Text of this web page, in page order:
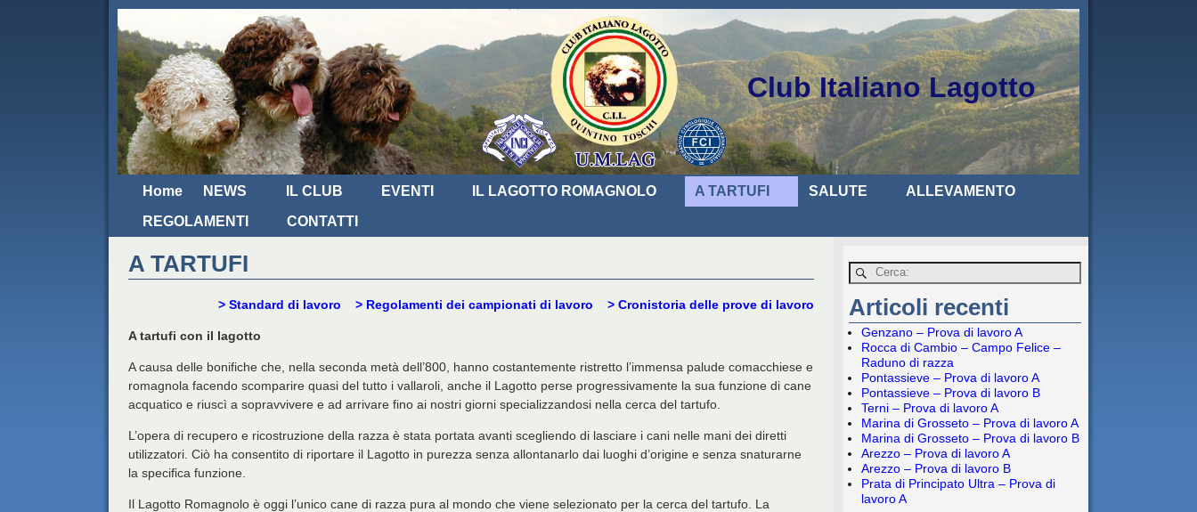
Club Italiano Lagotto
Home NEWS IL CLUB EVENTI IL LAGOTTO ROMAGNOLO A TARTUFI SALUTE
ALLEVAMENTO
REGOLAMENTI
CONTATTI
A TARTUFI
> Standard di lavoro > Regolamenti dei campionati di lavoro > Cronistoria delle prove di lavoro
A tartufi con il lagotto
A causa delle bonifiche che, nella seconda metà dell’800, hanno costantemente ristretto l’immensa palude comacchiese e
romagnola facendo scomparire quasi del tutto i vallaroli, anche il Lagotto perse progressivamente la sua funzione di cane
acquatico e riuscì a sopravvivere e ad arrivare fino ai nostri giorni specializzandosi nella cerca del tartufo.
L’opera di recupero e ricostruzione della razza è stata portata avanti scegliendo di lasciare i cani nelle mani dei diretti
utilizzatori. Ciò ha consentito di riportare il Lagotto in purezza senza allontanarlo dai luoghi d’origine e senza snaturarne
la specifica funzione.
Il Lagotto Romagnolo è oggi l’unico cane di razza pura al mondo che viene selezionato per la cerca del tartufo. La
Articoli recenti
Genzano – Prova di lavoro A
Rocca di Cambio – Campo Felice –
Raduno di razza
Pontassieve – Prova di lavoro A
Pontassieve – Prova di lavoro B
Terni – Prova di lavoro A
Marina di Grosseto – Prova di lavoro A
Marina di Grosseto – Prova di lavoro B
Arezzo – Prova di lavoro A
Arezzo – Prova di lavoro B
Prata di Principato Ultra – Prova di
lavoro A